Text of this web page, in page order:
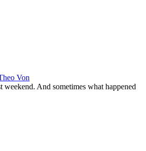
Von
weekend. And sometimes what happened